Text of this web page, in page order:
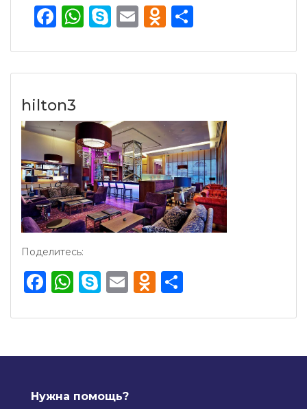
Facebook
WhatsApp
Skype
Email
hilton3
Поделитесь:
Facebook
WhatsApp
Skype
EmailOdnoklassniki
Нужна помощь?